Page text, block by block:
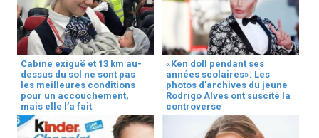
Cabine exiguë et 13 km au-
dessus du sol ne sont pas
les meilleures conditions
pour un accouchement,
mais elle l’a fait
«Ken doll pendant ses
années scolaires»: Les
photos d’archives du jeune
Rodrigo Alves ont suscité la
controverse